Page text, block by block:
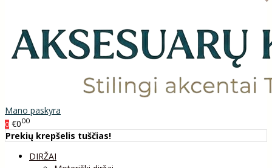
Mano paskyra
0 €000
Prekių krepšelis tuščias!
DIRŽAI